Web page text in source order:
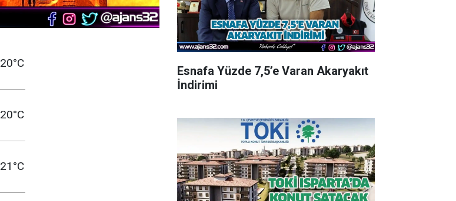
20°C
20°C
21°C
Esnafa Yüzde 7,5’e Varan Akaryakıt
İndirimi